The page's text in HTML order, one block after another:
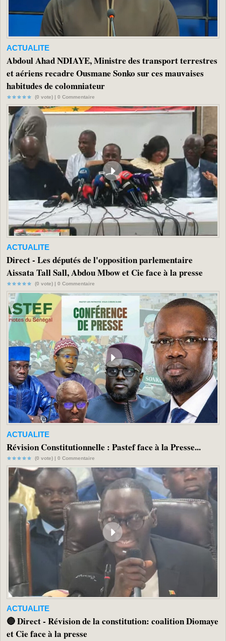
ACTUALITE
Abdoul Ahad NDIAYE, Ministre des transport terrestres
et aériens recadre Ousmane Sonko sur ces mauvaises
habitudes de colomniateur
(0 vote) | 0 Commentaire
ACTUALITE
Direct - Les députés de l'opposition parlementaire
Aissata Tall Sall, Abdou Mbow et Cie face à la presse
(0 vote) | 0 Commentaire
ACTUALITE
Révision Constitutionnelle : Pastef face à la Presse...
(0 vote) | 0 Commentaire
ACTUALITE
🔴 Direct - Révision de la constitution: coalition Diomaye
et Cie face à la presse